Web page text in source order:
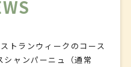
トランウィークのコース
シャンパーニュ（通常